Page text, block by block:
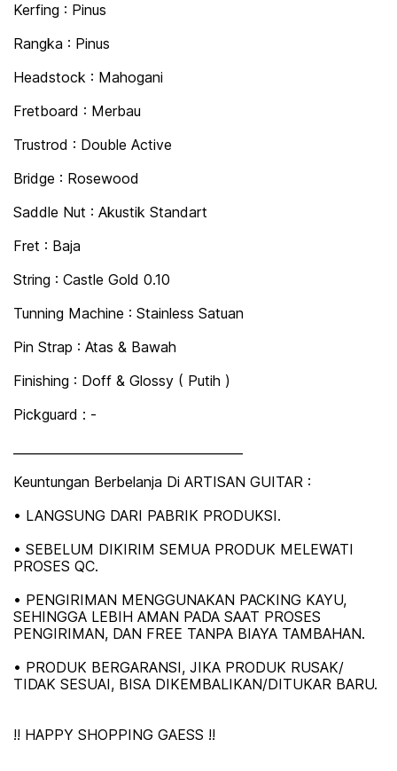
Kerfing : Pinus
Rangka : Pinus
Headstock : Mahogani
Fretboard : Merbau
Trustrod : Double Active
Bridge : Rosewood
Saddle Nut : Akustik Standart
Fret : Baja
String : Castle Gold 0.10
Tunning Machine : Stainless Satuan
Pin Strap : Atas & Bawah
Finishing : Doff & Glossy ( Putih )
Pickguard : -
Keuntungan Berbelanja Di ARTISAN GUITAR :
• LANGSUNG DARI PABRIK PRODUKSI.
• SEBELUM DIKIRIM SEMUA PRODUK MELEWATI
PROSES QC.
• PENGIRIMAN MENGGUNAKAN PACKING KAYU,
SEHINGGA LEBIH AMAN PADA SAAT PROSES
PENGIRIMAN, DAN FREE TANPA BIAYA TAMBAHAN.
• PRODUK BERGARANSI, JIKA PRODUK RUSAK/
TIDAK SESUAI, BISA DIKEMBALIKAN/DITUKAR BARU.
!! HAPPY SHOPPING GAESS !!